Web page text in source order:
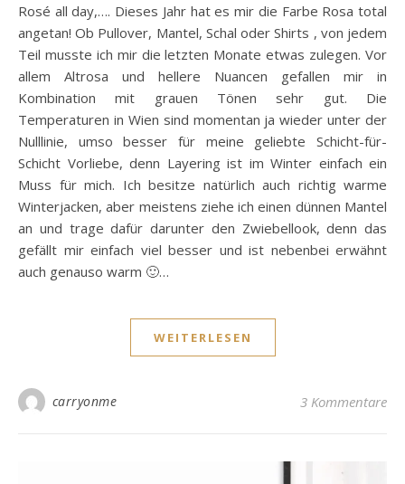
Rosé all day,…. Dieses Jahr hat es mir die Farbe Rosa total
angetan! Ob Pullover, Mantel, Schal oder Shirts , von jedem
Teil musste ich mir die letzten Monate etwas zulegen. Vor
allem Altrosa und hellere Nuancen gefallen mir in
Kombination mit grauen Tönen sehr gut. Die
Temperaturen in Wien sind momentan ja wieder unter der
Nulllinie, umso besser für meine geliebte Schicht-für-
Schicht Vorliebe, denn Layering ist im Winter einfach ein
Muss für mich. Ich besitze natürlich auch richtig warme
Winterjacken, aber meistens ziehe ich einen dünnen Mantel
an und trage dafür darunter den Zwiebellook, denn das
gefällt mir einfach viel besser und ist nebenbei erwähnt
auch genauso warm 🙂…
WEITERLESEN
carryonme 3 Kommentare